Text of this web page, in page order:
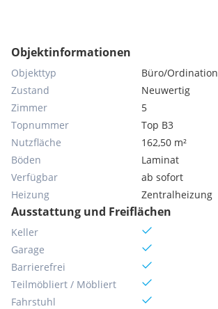
Objektinformationen
Objekttyp
Büro/Ordination
Zustand
Neuwertig
Zimmer
5
Topnummer
Top B3
Nutzfläche
162,50 m²
Böden
Laminat
Verfügbar
ab sofort
Heizung
Zentralheizung
Ausstattung und Freiflächen
Keller
Garage
Barrierefrei
Teilmöbliert / Möbliert
Fahrstuhl